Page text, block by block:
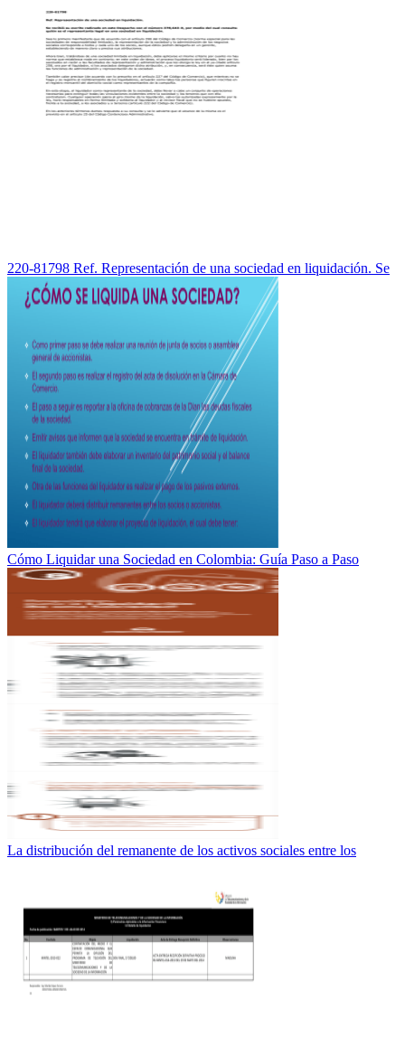
220-81798 Ref. Representación de una sociedad en liquidación. Se
Cómo Liquidar una Sociedad en Colombia: Guía Paso a Paso
La distribución del remanente de los activos sociales entre los